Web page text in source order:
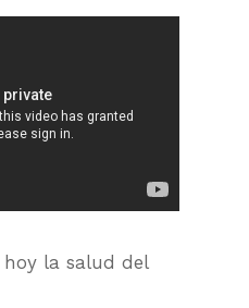
hoy la salud del